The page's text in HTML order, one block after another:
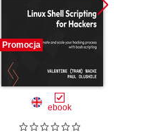
Promocja
ebook